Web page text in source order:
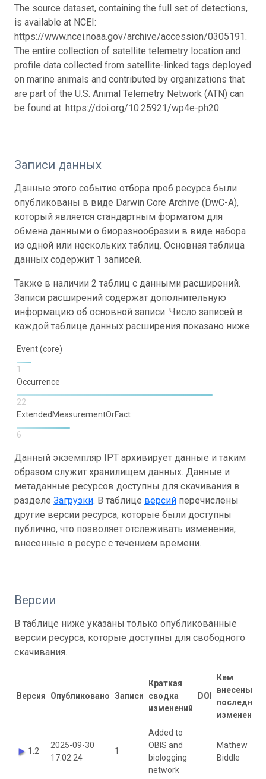
The source dataset, containing the full set of detections,
is available at NCEI:
https://www.ncei.noaa.gov/archive/accession/0305191.
The entire collection of satellite telemetry location and
profile data collected from satellite-linked tags deployed
on marine animals and contributed by organizations that
are part of the U.S. Animal Telemetry Network (ATN) can
be found at: https://doi.org/10.25921/wp4e-ph20
Записи данных
Данные этого событие отбора проб ресурса были
опубликованы в виде Darwin Core Archive (DwC-A),
который является стандартным форматом для
обмена данными о биоразнообразии в виде набора
из одной или нескольких таблиц. Основная таблица
данных содержит 1 записей.
Также в наличии 2 таблиц с данными расширений.
Записи расширений содержат дополнительную
информацию об основной записи. Число записей в
каждой таблице данных расширения показано ниже.
Event (core)
1
Occurrence
22
ExtendedMeasurementOrFact
6
Данный экземпляр IPT архивирует данные и таким
образом служит хранилищем данных. Данные и
метаданные ресурсов доступны для скачивания в
разделе Загрузки. В таблице версий перечислены
другие версии ресурса, которые были доступны
публично, что позволяет отслеживать изменения,
внесенные в ресурс с течением времени.
Версии
В таблице ниже указаны только опубликованные
версии ресурса, которые доступны для свободного
скачивания.
Версия Опубликовано Записи
Краткая
сводка
изменений
DOI
Кем
внесены
последние
изменения
1.2
2025-09-30
17:02:24
1
Added to
OBIS and
biologging
network
Mathew
Biddle